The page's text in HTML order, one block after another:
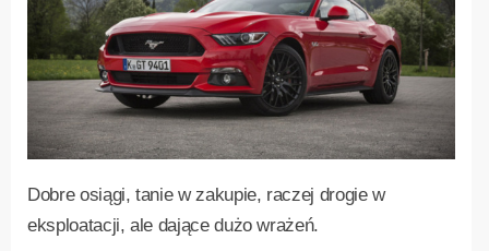
Dobre osiągi, tanie w zakupie, raczej drogie w
eksploatacji, ale dające dużo wrażeń.